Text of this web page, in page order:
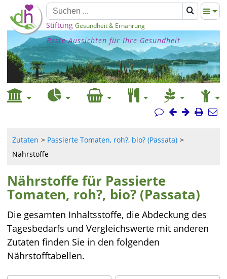
Stiftung Gesundheit & Ernährung
Beste Aussichten für Ihre Gesundheit
Zutaten
Passierte Tomaten, roh?, bio? (Passata)
Nährstoffe
Nährstoffe für Passierte
Tomaten, roh?, bio? (Passata)
Die gesamten Inhaltsstoffe, die Abdeckung des
Tagesbedarfs und Vergleichswerte mit anderen
Zutaten finden Sie in den folgenden
Nährstofftabellen.